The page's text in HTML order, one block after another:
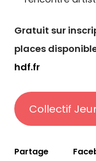
Gratuit sur
places
hdf.fr
Collectif
Partage